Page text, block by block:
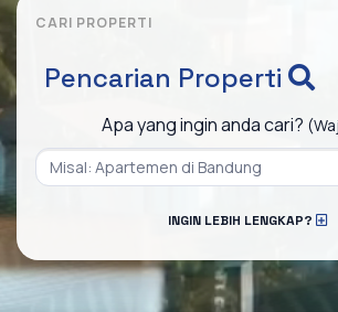
CARI PROPERTI
Pencarian Properti
Apa yang ingin anda cari?
INGIN LEBIH LENGKAP?